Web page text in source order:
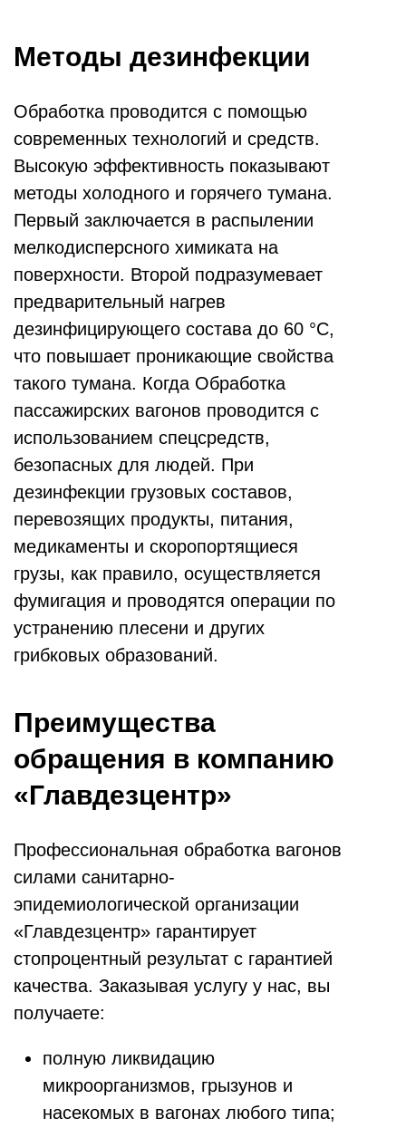
Методы дезинфекции
Обработка проводится с помощью
современных технологий и средств.
Высокую эффективность показывают
методы холодного и горячего тумана.
Первый заключается в распылении
мелкодисперсного химиката на
поверхности. Второй подразумевает
предварительный нагрев
дезинфицирующего состава до 60 °С,
что повышает проникающие свойства
такого тумана. Когда Обработка
пассажирских вагонов проводится с
использованием спецсредств,
безопасных для людей. При
дезинфекции грузовых составов,
перевозящих продукты, питания,
медикаменты и скоропортящиеся
грузы, как правило, осуществляется
фумигация и проводятся операции по
устранению плесени и других
грибковых образований.
Преимущества
обращения в компанию
«Главдезцентр»
Профессиональная обработка вагонов
силами санитарно-
эпидемиологической организации
«Главдезцентр» гарантирует
стопроцентный результат с гарантией
качества. Заказывая услугу у нас, вы
получаете:
полную ликвидацию
микроорганизмов, грызунов и
насекомых в вагонах любого типа;